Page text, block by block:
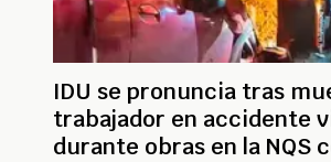
IDU se pronuncia tras
trabajador en accidente
durante obras en la NQS